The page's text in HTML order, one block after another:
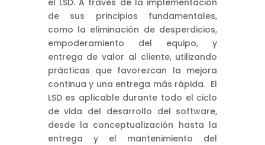
de sus principios fundamentales,
como la eliminación de desperdicios,
empoderamiento del equipo, y
entrega de valor al cliente, utilizando
prácticas que favorezcan la mejora
continua y una entrega más rápida. El
LSD es aplicable durante todo el ciclo
de vida del desarrollo del software,
desde la conceptualización hasta la
entrega y el mantenimiento del